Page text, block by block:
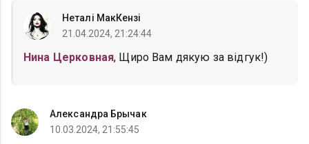
Неталі МакКензі
21.04.2024, 21:24:44
Нина Церковная, Щиро Вам дякую за відгук!)
Александра Брычак
10.03.2024, 21:55:45